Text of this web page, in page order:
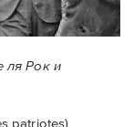
ля Рок и
patriotes)